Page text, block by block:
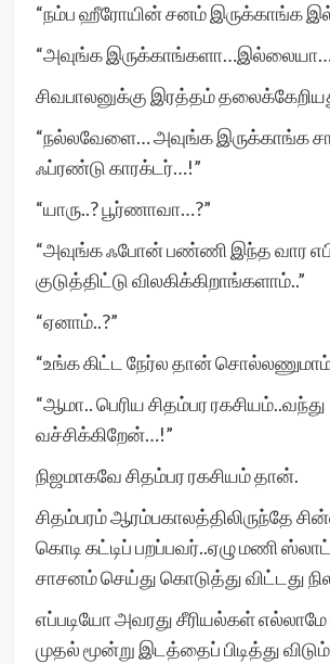
“நம்ப ஹீரோயின் சனம் இருக்காங்க
“அவுங்க
சிவபாலனுக்கு இரத்தம்
“நல்லவேளை… அவுங்க இருக்காங்க
ஃப்ரண்டு காரக்டர்…!”
“யாரு..? பூர்ணாவா…?”
“அவுங்க ஃபோன் பண்ணி இந்த வார
குடுத்திட்டு விலகிக்கிறாங்களாம்..”
“ஏனாம்..?”
“உங்க கிட்ட நேர்ல தான்
“ஆமா.. பெரிய சிதம்பர ரகசியம்..வந்து
வச்சிக்கிறேன்…!”
நிஜமாகவே சிதம்பர ரகசியம் தான்.
சிதம்பரம் ஆரம்பகாலத்திலிருந்தே
கொடி கட்டிப் பறப்பவர்..ஏழு மணி
சாசனம் செய்து கொடுத்து விட்டது
எப்படியோ அவரது சீரியல்கள் எல்லாமே
முதல் மூன்று இடத்தைப் பிடித்து